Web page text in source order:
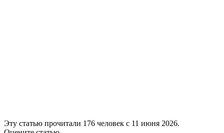
Эту статью прочитали 176 человек с 11 июня 2026.